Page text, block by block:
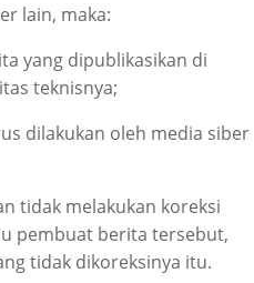
lain, maka:
yang dipublikasikan di
teknisnya;
dilakukan oleh media siber
tidak melakukan koreksi
pembuat berita tersebut,
tidak dikoreksinya itu.